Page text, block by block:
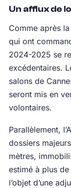
Un afflux de
Comme après
qui ont
2024-2025 se
excédentaires.
salons de
seront mis en
volontaires.
Parallèlement,
dossiers
mètres,
estimé à plus
l’objet d’une